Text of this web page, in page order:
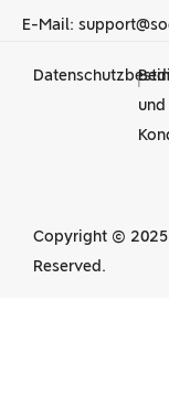
E-Mail:
|
und
Copyright © 2025
Reserved.